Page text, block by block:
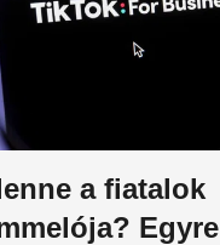
a fiatalok
Egyre